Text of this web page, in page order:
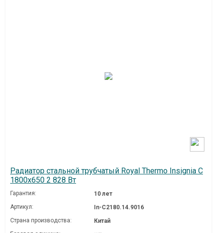
Радиатор стальной трубчатый Royal Thermo Insignia C
1800x650 2 828 Вт
Гарантия:
10 лет
Артикул:
In-C2180.14.9016
Страна производства:
Китай